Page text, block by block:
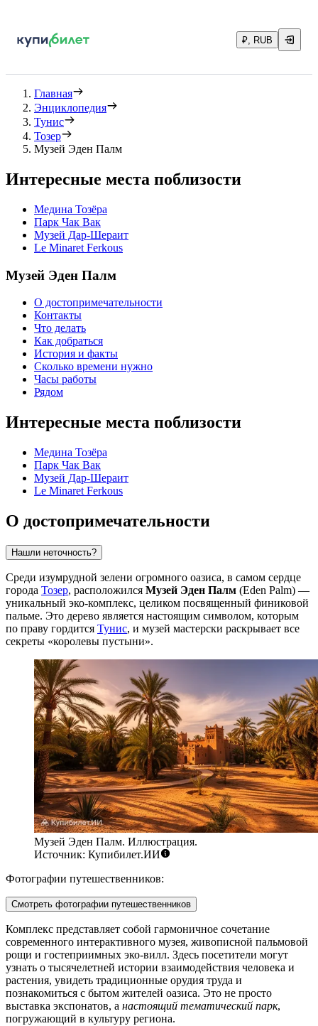
₽, RUB
Главная
Энциклопедия
Тунис
Тозер
Музей Эден Палм
Интересные места поблизости
Медина Тозёра
Парк Чак Вак
Музей Дар-Шераит
Le Minaret Ferkous
Музей Эден Палм
О достопримечательности
Контакты
Что делать
Как добраться
История и факты
Сколько времени нужно
Часы работы
Рядом
Интересные места поблизости
Медина Тозёра
Парк Чак Вак
Музей Дар-Шераит
Le Minaret Ferkous
О достопримечательности
Нашли неточность?
Среди изумрудной зелени огромного оазиса, в самом сердце
города Тозер, расположился Музей Эден Палм (Eden Palm) —
уникальный эко-комплекс, целиком посвященный финиковой
пальме. Это дерево является настоящим символом, которым
по праву гордится Тунис, и музей мастерски раскрывает все
секреты «королевы пустыни».
Музей Эден Палм. Иллюстрация.
Источник: Купибилет.ИИ
Фотографии путешественников:
Смотреть фотографии путешественников
Комплекс представляет собой гармоничное сочетание
современного интерактивного музея, живописной пальмовой
рощи и гостеприимных эко-вилл. Здесь посетители могут
узнать о тысячелетней истории взаимодействия человека и
растения, увидеть традиционные орудия труда и
познакомиться с бытом жителей оазиса. Это не просто
выставка экспонатов, а настоящий тематический парк,
погружающий в культуру региона.